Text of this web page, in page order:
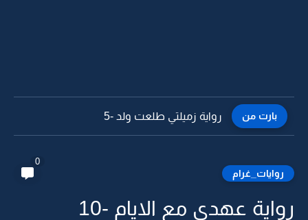
بارت من رواية زميلتي طلعت ولد -4
روايات_غرام
0
رواية عهدي مع الايام -10